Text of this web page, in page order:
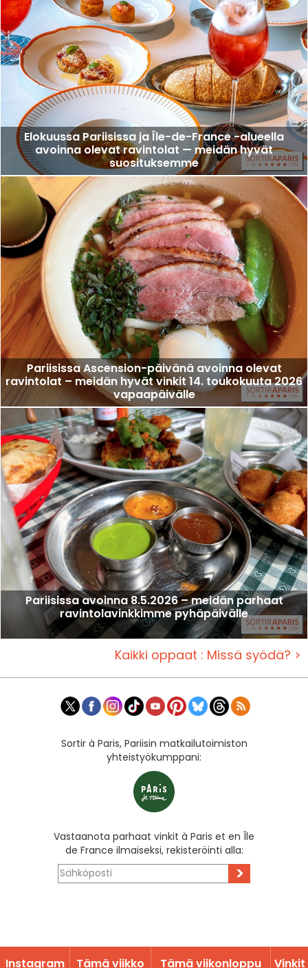
Elokuussa Pariisissa ja Île-de-France -alueella
avoinna olevat ravintolat — meidän hyvät
suosituksemme
Pariisissa Ascension-päivänä avoinna olevat
ravintolat – meidän hyvät vinkit 14. toukokuuta 2026
vapaapäivälle
Pariisissa avoinna 8.5.2026 – meidän parhaat
ravintolavinkkimme pyhäpäivälle
Kaikki oppaat : Missä syödä? >
Sortir à Paris, Pariisin matkailutoimiston
yhteistyökumppani:
Vastaanota parhaat vinkit à Paris et en Île
de France ilmaiseksi, rekisteröinti alla:
>
Instagram Tämä viikko Tämä viikonloppu Vinkit